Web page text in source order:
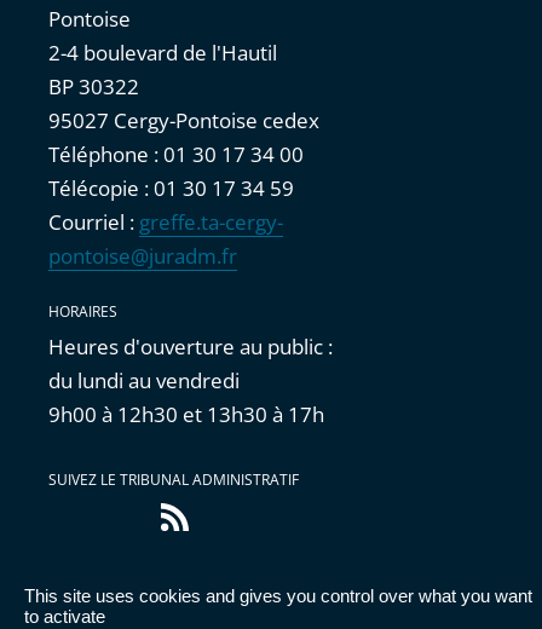
This site uses cookies and gives you control over what you want
to activate
Pontoise
2-4 boulevard de l'Hautil
BP 30322
95027 Cergy-Pontoise cedex
Téléphone : 01 30 17 34 00
Télécopie : 01 30 17 34 59
Courriel : greffe.ta-cergy-
pontoise@juradm.fr
HORAIRES
Heures d'ouverture au public :
du lundi au vendredi
9h00 à 12h30 et 13h30 à 17h
SUIVEZ LE TRIBUNAL ADMINISTRATIF
Flux
RSS
Accessibilité : partiellement conforme